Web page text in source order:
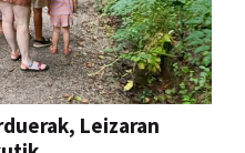
Leizaran